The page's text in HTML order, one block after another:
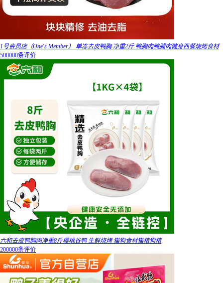
1号会员店（One's Member） 单冻去皮鸭胸 净重2斤 鸭胸肉鸭脯肉健身西餐烧烤食材
500000条评价
六和去皮鸭胸肉净重8斤樱桃谷鸭 生鲜烧烤 猫狗食材猫粮狗粮
200000条评价